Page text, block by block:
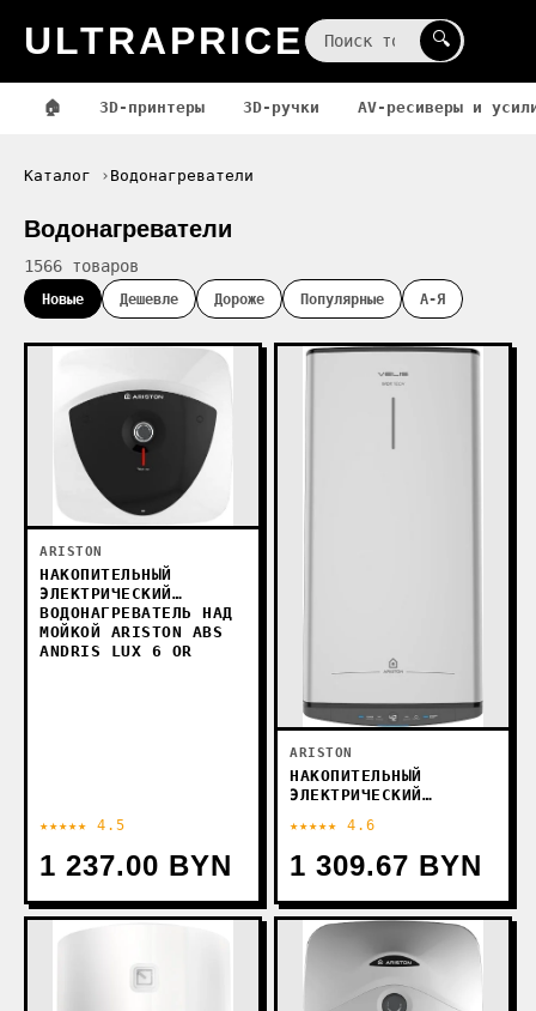
ULTRAPRICE 🔍
🏠 3D-принтеры 3D-ручки AV-ресиверы и
Каталог Водонагреватели
Водонагреватели
1566 товаров
Новые Дешевле Дороже Популярные А-Я
ARISTON
НАКОПИТЕЛЬНЫЙ
ЭЛЕКТРИЧЕСКИЙ
ВОДОНАГРЕВАТЕЛЬ НАД
МОЙКОЙ ARISTON ABS
ANDRIS LUX 6 OR
★★★★★ 4.5
1 237.00 BYN
ARISTON
НАКОПИТЕЛЬНЫЙ
ЭЛЕКТРИЧЕСКИЙ
ARISTON ABSE VLS PRO
INOX PW 100
★★★★★ 4.6
1 309.67 BYN